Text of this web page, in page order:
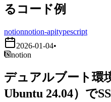
るコード例
notionnotion-apitypescript
2026-01-04•
notion
デュアルブート環
Ubuntu 24.04）で